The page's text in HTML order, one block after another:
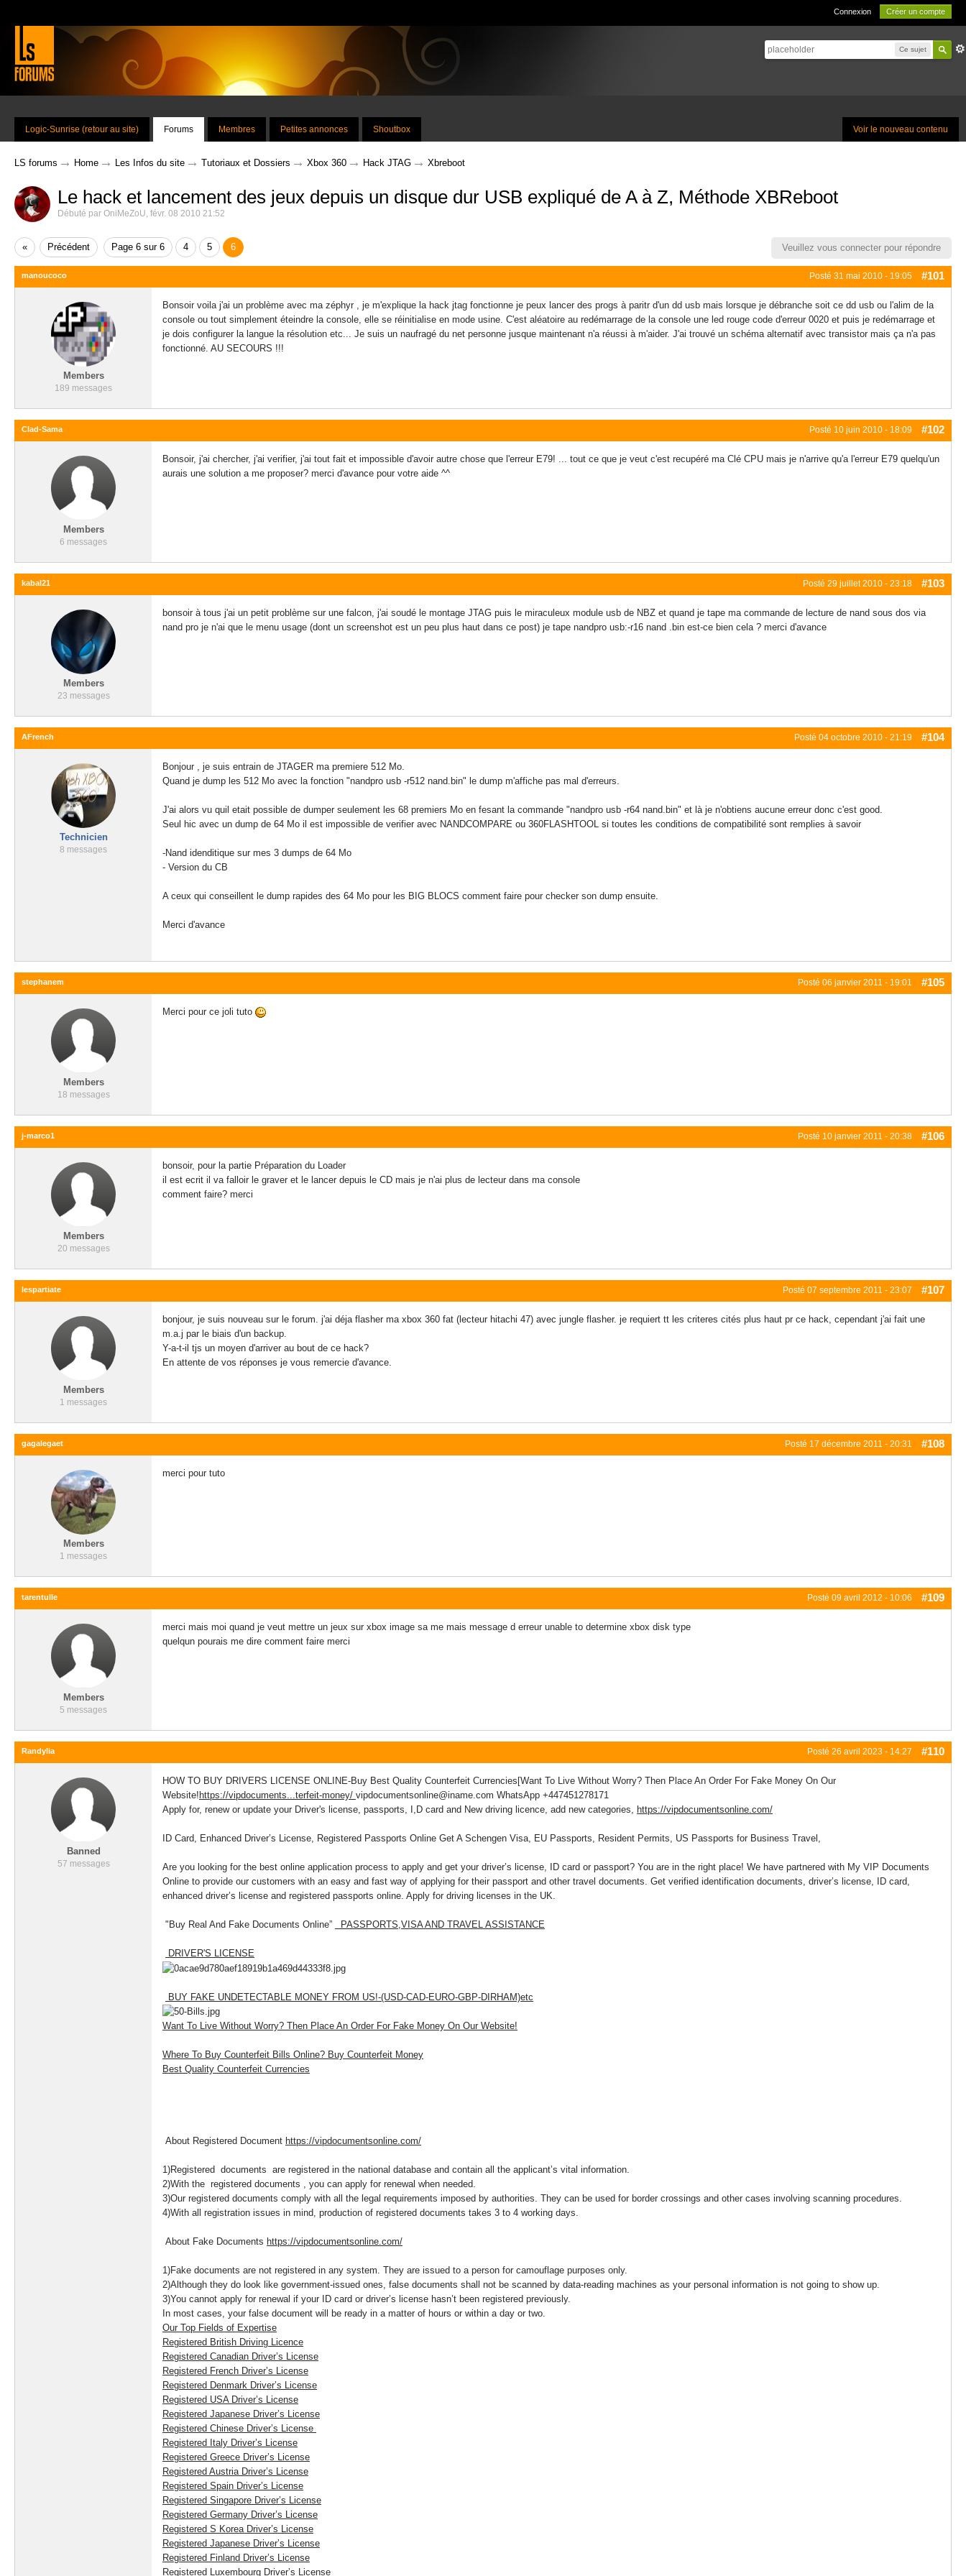
Connexion Créer un compte
Ce sujet
Voir le nouveau contenu
Logic-Sunrise (retour au site) Forums Membres Petites annonces Shoutbox
LS forums → Home → Les Infos du site → Tutoriaux et Dossiers → Xbox 360 → Hack JTAG → Xbreboot
Le hack et lancement des jeux depuis un disque dur USB expliqué de A à Z, Méthode XBReboot
Débuté par OniMeZoU, févr. 08 2010 21:52
« Précédent Page 6 sur 6 4 5 6 Veuillez vous connecter pour répondre
Posté 31 mai 2010 - 19:05 #101
manoucoco
Members
189 messages
Bonsoir voila j'ai un problème avec ma zéphyr , je m'explique la hack jtag fonctionne je peux lancer des progs à paritr d'un dd usb mais lorsque je débranche soit ce dd usb ou l'alim de la
console ou tout simplement éteindre la console, elle se réinitialise en mode usine. C'est aléatoire au redémarrage de la console une led rouge code d'erreur 0020 et puis je redémarrage et
je dois configurer la langue la résolution etc... Je suis un naufragé du net personne jusque maintenant n'a réussi à m'aider. J'ai trouvé un schéma alternatif avec transistor mais ça n'a pas
fonctionné. AU SECOURS !!!
Posté 10 juin 2010 - 18:09 #102
Clad-Sama
Members
6 messages
Bonsoir, j'ai chercher, j'ai verifier, j'ai tout fait et impossible d'avoir autre chose que l'erreur E79! ... tout ce que je veut c'est recupéré ma Clé CPU mais je n'arrive qu'a l'erreur E79 quelqu'un
aurais une solution a me proposer? merci d'avance pour votre aide ^^
Posté 29 juillet 2010 - 23:18 #103
kabal21
Members
23 messages
bonsoir à tous j'ai un petit problème sur une falcon, j'ai soudé le montage JTAG puis le miraculeux module usb de NBZ et quand je tape ma commande de lecture de nand sous dos via
nand pro je n'ai que le menu usage (dont un screenshot est un peu plus haut dans ce post) je tape nandpro usb:-r16 nand .bin est-ce bien cela ? merci d'avance
Posté 04 octobre 2010 - 21:19 #104
AFrench
Technicien
8 messages
Bonjour , je suis entrain de JTAGER ma premiere 512 Mo.
Quand je dump les 512 Mo avec la fonction "nandpro usb -r512 nand.bin" le dump m'affiche pas mal d'erreurs.
J'ai alors vu quil etait possible de dumper seulement les 68 premiers Mo en fesant la commande "nandpro usb -r64 nand.bin" et là je n'obtiens aucune erreur donc c'est good.
Seul hic avec un dump de 64 Mo il est impossible de verifier avec NANDCOMPARE ou 360FLASHTOOL si toutes les conditions de compatibilité sont remplies à savoir
-Nand idenditique sur mes 3 dumps de 64 Mo
- Version du CB
A ceux qui conseillent le dump rapides des 64 Mo pour les BIG BLOCS comment faire pour checker son dump ensuite.
Merci d'avance
Posté 06 janvier 2011 - 19:01 #105
stephanem
Members
18 messages
Merci pour ce joli tuto
Posté 10 janvier 2011 - 20:38 #106
j-marco1
Members
20 messages
bonsoir, pour la partie Préparation du Loader
il est ecrit il va falloir le graver et le lancer depuis le CD mais je n'ai plus de lecteur dans ma console
comment faire? merci
Posté 07 septembre 2011 - 23:07 #107
lespartiate
Members
1 messages
bonjour, je suis nouveau sur le forum. j'ai déja flasher ma xbox 360 fat (lecteur hitachi 47) avec jungle flasher. je requiert tt les criteres cités plus haut pr ce hack, cependant j'ai fait une
m.a.j par le biais d'un backup.
Y-a-t-il tjs un moyen d'arriver au bout de ce hack?
En attente de vos réponses je vous remercie d'avance.
Posté 17 décembre 2011 - 20:31 #108
gagalegaet
Members
1 messages
merci pour tuto
Posté 09 avril 2012 - 10:06 #109
tarentulle
Members
5 messages
merci mais moi quand je veut mettre un jeux sur xbox image sa me mais message d erreur unable to determine xbox disk type
quelqun pourais me dire comment faire merci
Posté 26 avril 2023 - 14:27 #110
Randylia
Banned
57 messages
HOW TO BUY DRIVERS LICENSE ONLINE-Buy Best Quality Counterfeit Currencies[Want To Live Without Worry? Then Place An Order For Fake Money On Our
Website! https://vipdocuments...terfeit-money/ vipdocumentsonline@iname.com WhatsApp +447451278171
Apply for, renew or update your Driver's license, passports, I,D card and New driving licence, add new categories, https://vipdocumentsonline.com/
ID Card, Enhanced Driver’s License, Registered Passports Online Get A Schengen Visa, EU Passports, Resident Permits, US Passports for Business Travel,
Are you looking for the best online application process to apply and get your driver’s license, ID card or passport? You are in the right place! We have partnered with My VIP Documents
Online to provide our customers with an easy and fast way of applying for their passport and other travel documents. Get verified identification documents, driver’s license, ID card,
enhanced driver’s license and registered passports online. Apply for driving licenses in the UK.
"Buy Real And Fake Documents Online” PASSPORTS,VISA AND TRAVEL ASSISTANCE
DRIVER'S LICENSE
BUY FAKE UNDETECTABLE MONEY FROM US!-(USD-CAD-EURO-GBP-DIRHAM)etc
Want To Live Without Worry? Then Place An Order For Fake Money On Our Website!
Where To Buy Counterfeit Bills Online? Buy Counterfeit Money
Best Quality Counterfeit Currencies
About Registered Document https://vipdocumentsonline.com/
1)Registered documents are registered in the national database and contain all the applicant’s vital information.
2)With the registered documents , you can apply for renewal when needed.
3)Our registered documents comply with all the legal requirements imposed by authorities. They can be used for border crossings and other cases involving scanning procedures.
4)With all registration issues in mind, production of registered documents takes 3 to 4 working days.
About Fake Documents https://vipdocumentsonline.com/
1)Fake documents are not registered in any system. They are issued to a person for camouflage purposes only.
2)Although they do look like government-issued ones, false documents shall not be scanned by data-reading machines as your personal information is not going to show up.
3)You cannot apply for renewal if your ID card or driver’s license hasn’t been registered previously.
In most cases, your false document will be ready in a matter of hours or within a day or two.
Our Top Fields of Expertise
Registered British Driving Licence
Registered Canadian Driver’s License
Registered French Driver’s License
Registered Denmark Driver’s License
Registered USA Driver’s License
Registered Japanese Driver’s License
Registered Chinese Driver’s License
Registered Italy Driver’s License
Registered Greece Driver’s License
Registered Austria Driver’s License
Registered Spain Driver’s License
Registered Singapore Driver’s License
Registered Germany Driver’s License
Registered S Korea Driver’s License
Registered Japanese Driver’s License
Registered Finland Driver’s License
Registered Luxembourg Driver’s License